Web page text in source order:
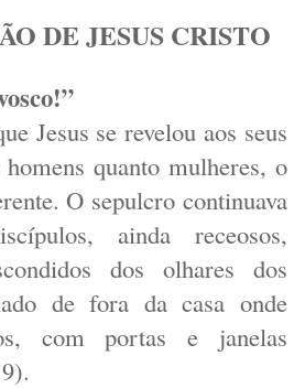
DE JESUS CRISTO
Jesus se revelou aos seus
quanto mulheres, o
O sepulcro continuava
ainda receosos,
dos olhares dos
de fora da casa onde
com portas e janelas